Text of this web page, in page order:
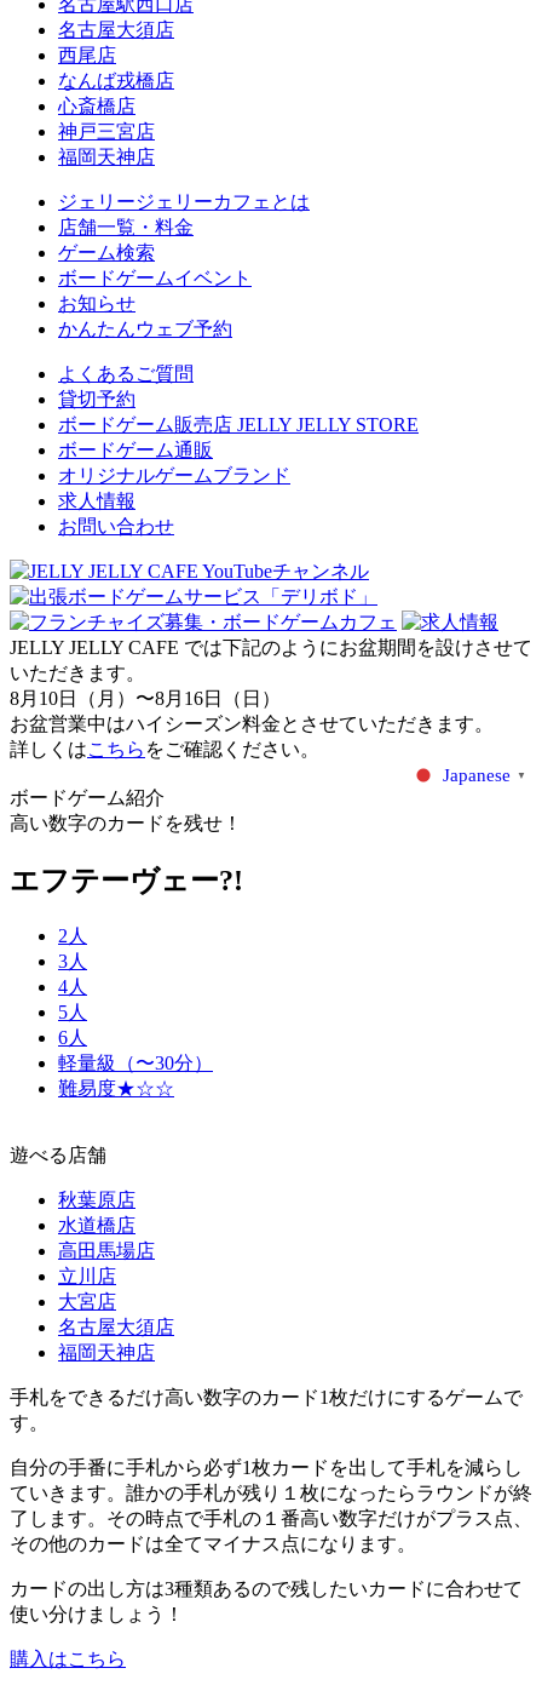
名古屋大須店
西尾店
なんば戎橋店
心斎橋店
神戸三宮店
福岡天神店
ジェリージェリーカフェとは
店舗一覧・料金
ゲーム検索
ボードゲームイベント
お知らせ
かんたんウェブ予約
よくあるご質問
貸切予約
ボードゲーム販売店 JELLY JELLY STORE
ボードゲーム通販
オリジナルゲームブランド
求人情報
お問い合わせ
JELLY JELLY CAFE では下記のようにお盆期間を設けさせて
いただきます。
8月10日（月）〜8月16日（日）
お盆営業中はハイシーズン料金とさせていただきます。
詳しくはこちら をご確認ください。
Japanese ▼
ボードゲーム紹介
高い数字のカードを残せ！
エフテーヴェー?!
2人
3人
4人
5人
6人
軽量級（〜30分）
難易度★☆☆
遊べる店舗
秋葉原店
水道橋店
高田馬場店
立川店
大宮店
名古屋大須店
福岡天神店
手札をできるだけ高い数字のカード1枚だけにするゲームで
す。
自分の手番に手札から必ず1枚カードを出して手札を減らし
ていきます。誰かの手札が残り１枚になったらラウンドが終
了します。その時点で手札の１番高い数字だけがプラス点、
その他のカードは全てマイナス点になります。
カードの出し方は3種類あるので残したいカードに合わせて
使い分けましょう！
購入はこちら